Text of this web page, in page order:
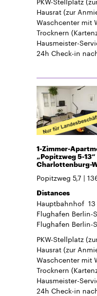
Hausrat(zur
Waschcenter mit
Trocknern
Hausmeister-
24h Check-in
1-Zimmer-
„Popitzweg 5-
Charlottenburg-
Popitzweg 5,7
Distances
Hauptbahnhof
Flughafen Berlin-
Flughafen Berlin-
PKW-Stellplatz
Hausrat(zur
Waschcenter mit
Trocknern
Hausmeister-
24h Check-in